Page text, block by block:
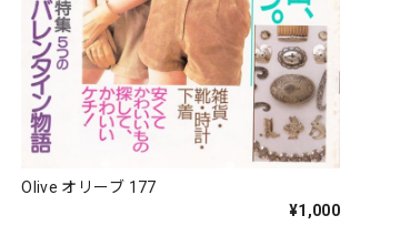
Olive オリーブ 177
¥1,000